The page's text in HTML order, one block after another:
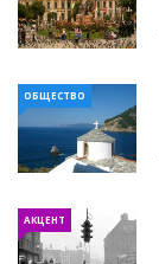
ОБЩЕСТВО
АКЦЕНТ